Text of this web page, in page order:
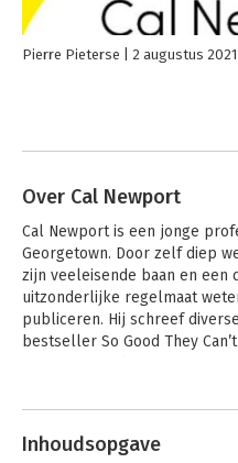
Pierre Pieterse 2 augustus 2021
Over Cal Newport
Cal Newport is een jonge
Georgetown. Door zelf diep
zijn veeleisende baan en een
uitzonderlijke regelmaat
publiceren. Hij schreef
bestseller So Good They
Andere boeken
Inhoudsopgave